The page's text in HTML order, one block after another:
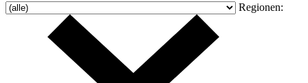
Regionen: